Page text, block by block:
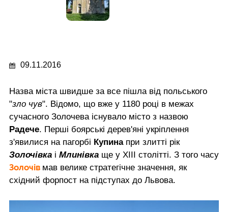
09.11.2016
Назва міста швидше за все пішла від польського
"зло чув". Відомо, що вже у 1180 році в межах
сучасного Золочева існувало місто з назвою
Радече. Перші боярські дерев'яні укріплення
з'явилися на пагорбі Купина при злитті рік
Золочівка і Млинівка ще у ХІІІ столітті. З того часу
Золочів мав велике стратегічне значення, як
східний форпост на підступах до Львова.